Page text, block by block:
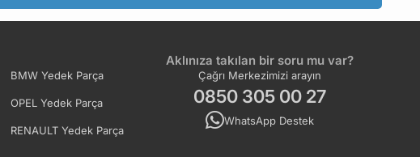
BMW Yedek Parça
OPEL Yedek Parça
RENAULT Yedek Parça
Aklınıza takılan bir soru mu var?
Çağrı Merkezimizi arayın
0850 305 00 27
WhatsApp Destek